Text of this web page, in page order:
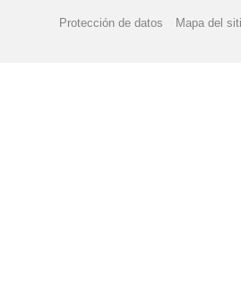
Protección de datos Mapa del